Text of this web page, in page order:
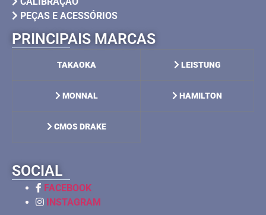
PEÇAS E ACESSÓRIOS
PRINCIPAIS MARCAS
TAKAOKA LEISTUNG
MONNAL HAMILTON
CMOS DRAKE
SOCIAL
FACEBOOK
INSTAGRAM